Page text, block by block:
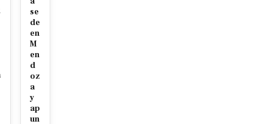
se
de
en
M
en
d
oz
a
y
ap
un